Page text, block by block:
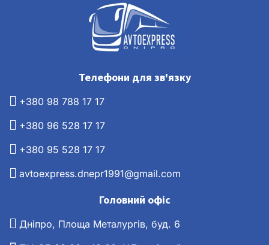
Телефони для зв'язку
+380 98 788 17 17
+380 96 528 17 17
+380 95 528 17 17
avtoexpress.dnepr1991@gmail.com
Головний офіс
Дніпро, Площа Металургів, буд. 6